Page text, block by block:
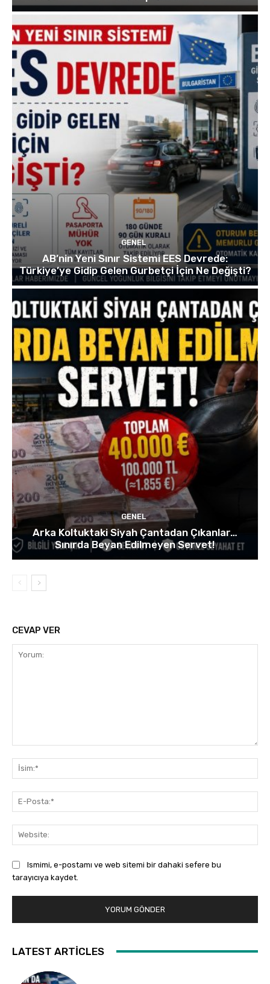
GENEL
AB’nin Yeni Sınır Sistemi EES Devrede:
Türkiye’ye Gidip Gelen Gurbetçi İçin Ne Değişti?
GENEL
Arka Koltuktaki Siyah Çantadan Çıkanlar…
Sınırda Beyan Edilmeyen Servet!
CEVAP VER
Ismimi, e-postamı ve web sitemi bir dahaki sefere bu
tarayıcıya kaydet.
LATEST ARTICLES